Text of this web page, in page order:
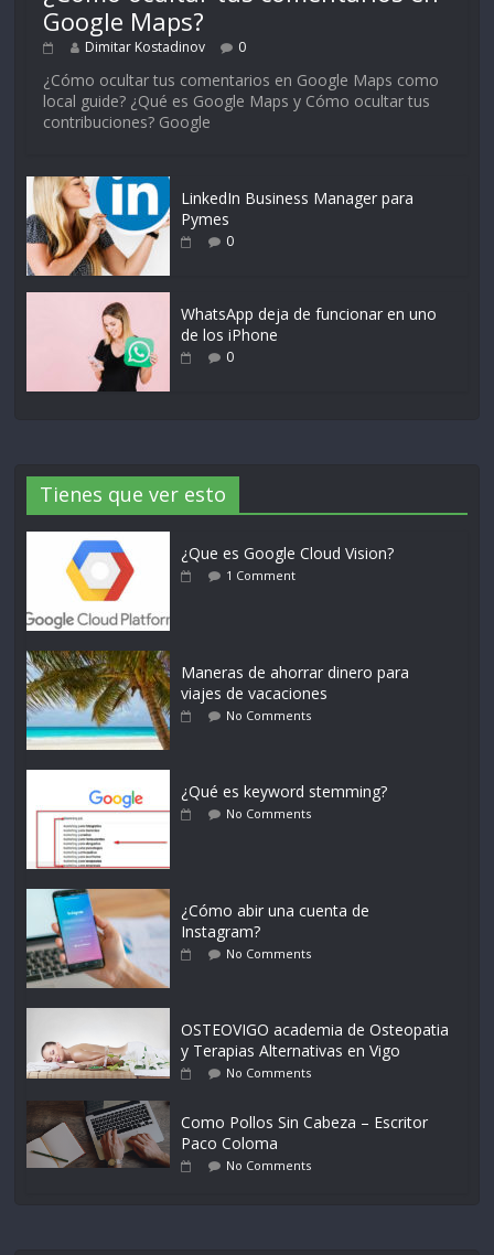
Google Maps?
Dimitar Kostadinov 0
¿Cómo ocultar tus comentarios en Google Maps como
local guide? ¿Qué es Google Maps y Cómo ocultar tus
contribuciones? Google
LinkedIn Business Manager para
Pymes
0
WhatsApp deja de funcionar en uno
de los iPhone
0
Tienes que ver esto
¿Que es Google Cloud Vision?
1 Comment
Maneras de ahorrar dinero para
viajes de vacaciones
No Comments
¿Qué es keyword stemming?
No Comments
¿Cómo abir una cuenta de
Instagram?
No Comments
OSTEOVIGO academia de Osteopatia
y Terapias Alternativas en Vigo
No Comments
Como Pollos Sin Cabeza – Escritor
Paco Coloma
No Comments